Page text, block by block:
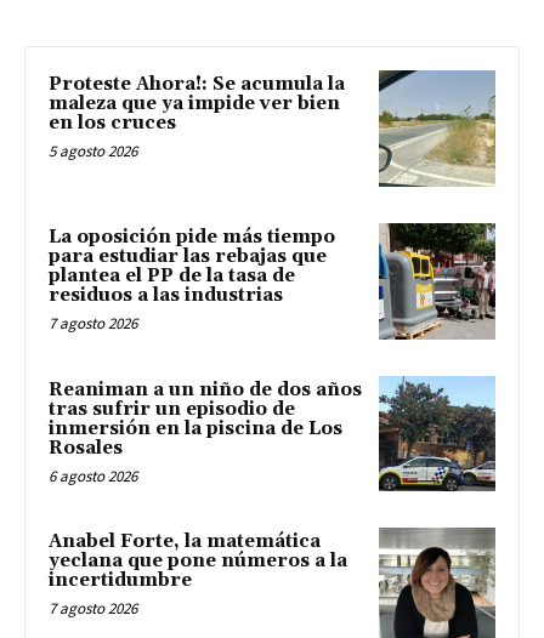
Proteste Ahora!: Se acumula la
maleza que ya impide ver bien
en los cruces
5 agosto 2026
La oposición pide más tiempo
para estudiar las rebajas que
plantea el PP de la tasa de
residuos a las industrias
7 agosto 2026
Reaniman a un niño de dos años
tras sufrir un episodio de
inmersión en la piscina de Los
Rosales
6 agosto 2026
Anabel Forte, la matemática
yeclana que pone números a la
incertidumbre
7 agosto 2026